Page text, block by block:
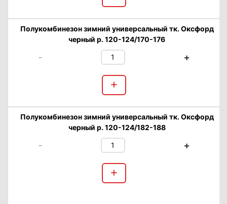
Полукомбинезон зимний универсальный тк. Оксфорд
черный р. 120-124/170-176
- +
+
Полукомбинезон зимний универсальный тк. Оксфорд
черный р. 120-124/182-188
- +
+